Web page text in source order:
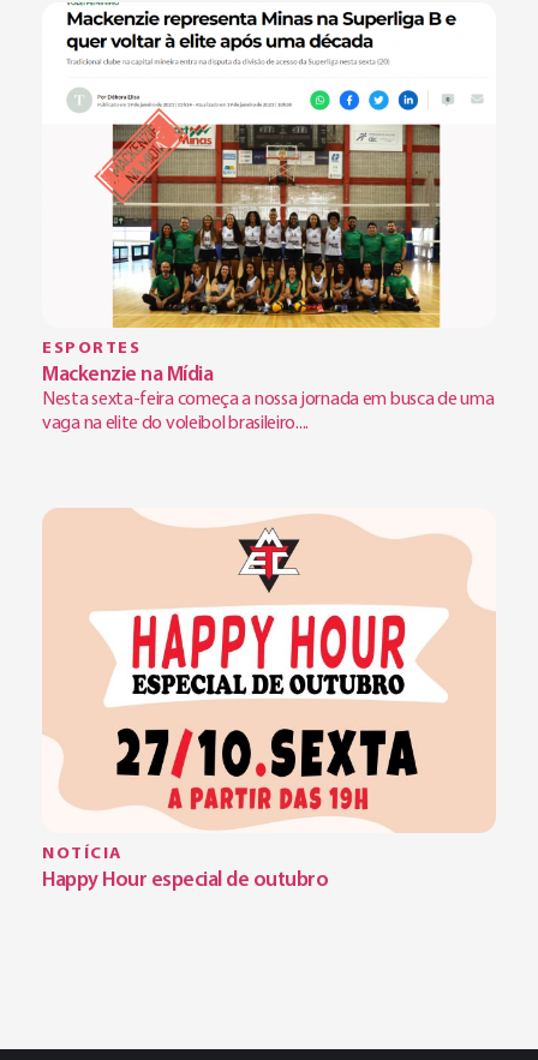
ESPORTES
Mackenzie na Mídia
Nesta sexta-feira começa a nossa jornada em busca de uma
vaga na elite do voleibol brasileiro....
NOTÍCIA
Happy Hour especial de outubro